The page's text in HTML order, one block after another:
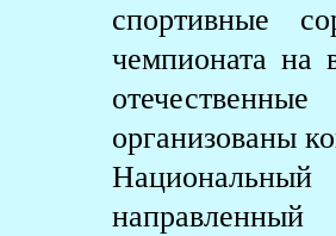
спортивные
чемпионата на
организованы